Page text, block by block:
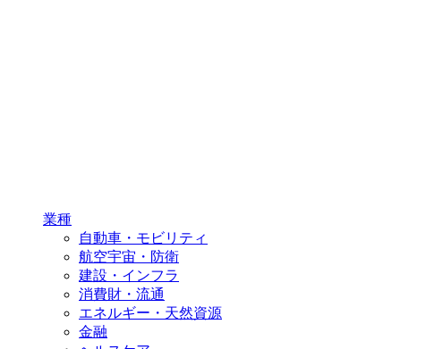
業種
自動車・モビリティ
航空宇宙・防衛
建設・インフラ
消費財・流通
エネルギー・天然資源
金融